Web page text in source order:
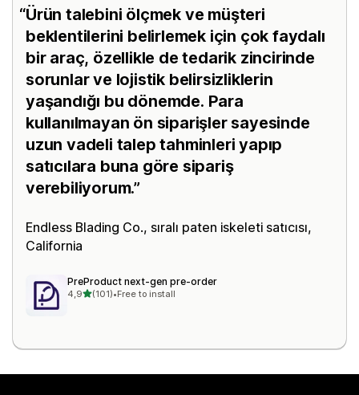
Ürün talebini ölçmek ve müşteri
beklentilerini belirlemek için çok faydalı
bir araç, özellikle de tedarik zincirinde
sorunlar ve lojistik belirsizliklerin
yaşandığı bu dönemde. Para
kullanılmayan ön siparişler sayesinde
uzun vadeli talep tahminleri yapıp
satıcılara buna göre sipariş
verebiliyorum.
Endless Blading Co., sıralı paten iskeleti satıcısı,
California
PreProduct next‑gen pre‑order
4,95 yıldız üzerinden
(101)
toplam 101 değerlendirme
•Free to install